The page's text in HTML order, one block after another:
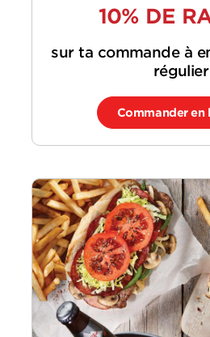
10% DE
sur ta commande à
régulier
Commander en